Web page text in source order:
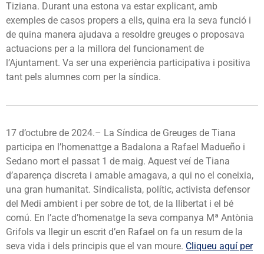
Tiziana. Durant una estona va estar explicant, amb
exemples de casos propers a ells, quina era la seva funció i
de quina manera ajudava a resoldre greuges o proposava
actuacions per a la millora del funcionament de
l’Ajuntament. Va ser una experiència participativa i positiva
tant pels alumnes com per la síndica.
17 d’octubre de 2024.– La Síndica de Greuges de Tiana
participa en l’homenattge a Badalona a Rafael Madueño i
Sedano mort el passat 1 de maig. Aquest veí de Tiana
d’aparença discreta i amable amagava, a qui no el coneixia,
una gran humanitat. Sindicalista, polític, activista defensor
del Medi ambient i per sobre de tot, de la llibertat i el bé
comú. En l’acte d’homenatge la seva companya Mª Antònia
Grifols va llegir un escrit d’en Rafael on fa un resum de la
seva vida i dels principis que el van moure. Cliqueu aquí per